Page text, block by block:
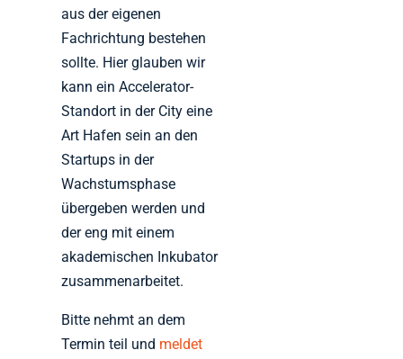
aus der eigenen
Fachrichtung bestehen
sollte. Hier glauben wir
kann ein Accelerator-
Standort in der City eine
Art Hafen sein an den
Startups in der
Wachstumsphase
übergeben werden und
der eng mit einem
akademischen Inkubator
zusammenarbeitet.
Bitte nehmt an dem
Termin teil und meldet